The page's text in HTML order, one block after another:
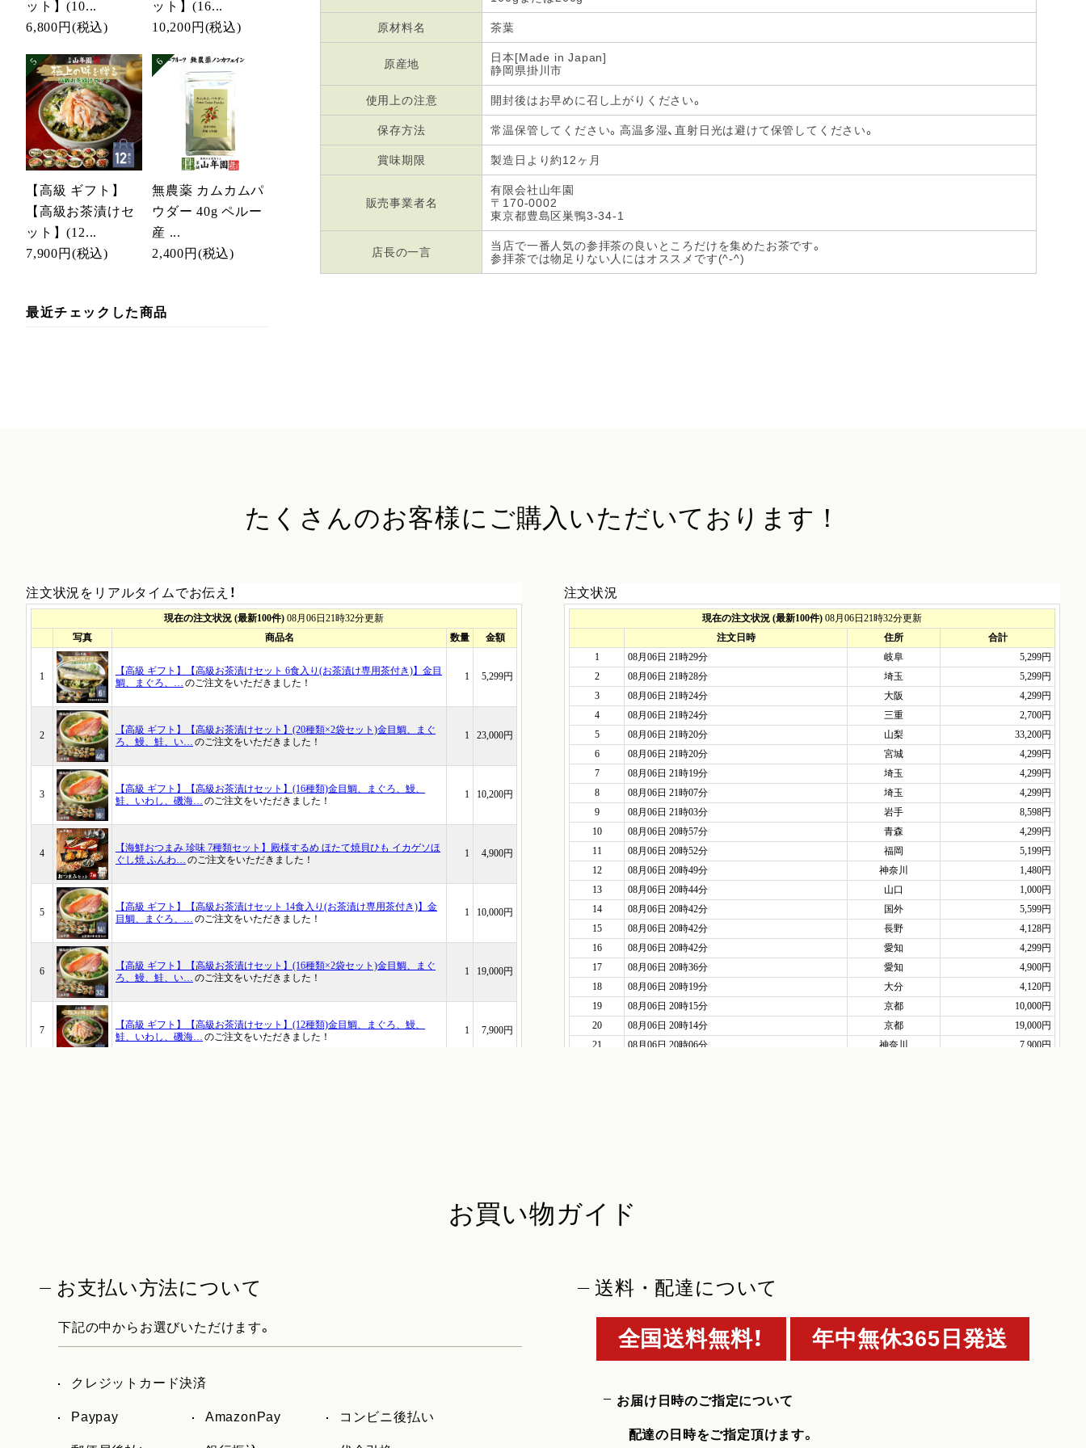
ット】(10...
6,800円 (税込)
ット】(16...
10,200円 (税込)
【高級 ギフト】
【高級お茶漬けセ
ット】(12...
7,900円 (税込)
無農薬 カムカムパ
ウダー 40g ペルー
産 ...
2,400円 (税込)
最近チェックした商品
原材料名 茶葉
原産地
日本[Made in Japan]
静岡県掛川市
使用上の注意 開封後はお早めに召し上がりください。
保存方法 常温保管してください。高温多湿、直射日光は避けて保管してください。
賞味期限 製造日より約12ヶ月
販売事業者名
有限会社山年園
〒170-0002
東京都豊島区巣鴨3-34-1
店長の一言
当店で一番人気の参拝茶の良いところだけを集めたお茶です。
参拝茶では物足りない人にはオススメです(^-^)
たくさんのお客様に ご購入いただいております！
注文状況をリアルタイムでお伝え！ 注文状況
お買い物ガイド
お支払い方法について
下記の中からお選びいただけます。
クレジットカード決済
Paypay AmazonPay コンビニ後払い
送料・配達について
全国送料無料！ 年中無休365日発送
お届け日時のご指定について
配達の日時をご指定頂けます。